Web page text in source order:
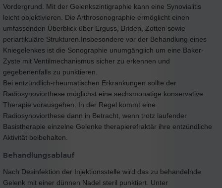
Vordergrund. Mit der Gelenkszintigraphie kann eine Synovialitis
leicht objektivieren. Die Arthrosonographie ermöglicht einen
umfassenden Überblick über Erguss, Briden, Zotten sowie
periartikuläre Strukturen.Insbesondere vor der Behandlung eines
Kniegelenkes ist die Sonographie unumgänglich um eine Baker-
Zyste mit Ventilmechanismus sicher zu erkennen und
gegebenenfalls zu punktieren.
Bei entzündlich-rheumatischen Erkrankungen sollte der
Radiosynoviorthese möglichst eine sechsmonatige konservative
Therapie vorausgehen. In der Regel kommt eine
Radiosynoviorthese dann in Betracht, wenn trotz laufender
Basistherapie einzelne Gelenke therapierefraktär ihre entzündliche
Aktivität beibehalten.
Behandlungsablauf
Nach Desinfektion der Injektionsstelle wird das zu behandelnde
Gelenk mit einer dünnen Nadel steril punktiert. Unter